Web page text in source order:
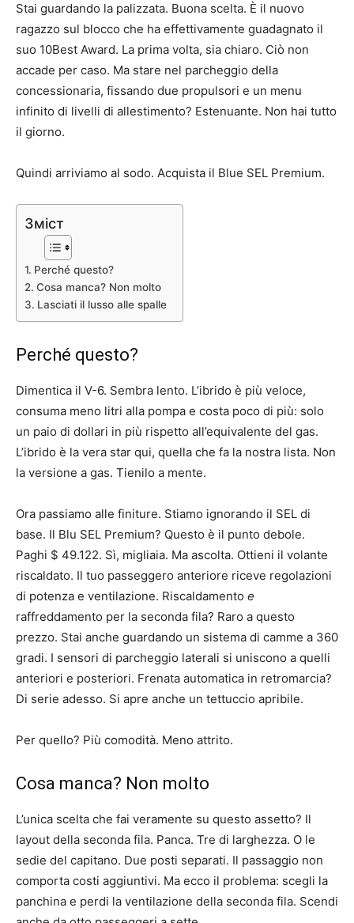
Stai guardando la palizzata. Buona scelta. È il nuovo
ragazzo sul blocco che ha effettivamente guadagnato il
suo 10Best Award. La prima volta, sia chiaro. Ciò non
accade per caso. Ma stare nel parcheggio della
concessionaria, fissando due propulsori e un menu
infinito di livelli di allestimento? Estenuante. Non hai tutto
il giorno.
Quindi arriviamo al sodo. Acquista il Blue SEL Premium.
Зміст
Perché questo?
Cosa manca? Non molto
Lasciati il lusso alle spalle
Perché questo?
Dimentica il V-6. Sembra lento. L’ibrido è più veloce,
consuma meno litri alla pompa e costa poco di più: solo
un paio di dollari in più rispetto all’equivalente del gas.
L’ibrido è la vera star qui, quella che fa la nostra lista. Non
la versione a gas. Tienilo a mente.
Ora passiamo alle finiture. Stiamo ignorando il SEL di
base. Il Blu SEL Premium? Questo è il punto debole.
Paghi $ 49.122. Sì, migliaia. Ma ascolta. Ottieni il volante
riscaldato. Il tuo passeggero anteriore riceve regolazioni
di potenza e ventilazione. Riscaldamento e
raffreddamento per la seconda fila? Raro a questo
prezzo. Stai anche guardando un sistema di camme a 360
gradi. I sensori di parcheggio laterali si uniscono a quelli
anteriori e posteriori. Frenata automatica in retromarcia?
Di serie adesso. Si apre anche un tettuccio apribile.
Per quello? Più comodità. Meno attrito.
Cosa manca? Non molto
L’unica scelta che fai veramente su questo assetto? Il
layout della seconda fila. Panca. Tre di larghezza. O le
sedie del capitano. Due posti separati. Il passaggio non
comporta costi aggiuntivi. Ma ecco il problema: scegli la
panchina e perdi la ventilazione della seconda fila. Scendi